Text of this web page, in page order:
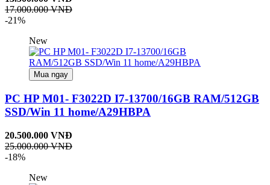
17.000.000 VNĐ
-21%
New
Mua ngay
PC HP M01- F3022D I7-13700/16GB RAM/512GB
SSD/Win 11 home/A29HBPA
20.500.000 VNĐ
25.000.000 VNĐ
-18%
New